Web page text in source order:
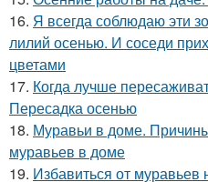
16. Я всегда соблюдаю эти
лилий осенью. И соседи
цветами
17. Когда лучше
Пересадка осенью
18. Муравьи в доме.
муравьев в доме
19. Избавиться от